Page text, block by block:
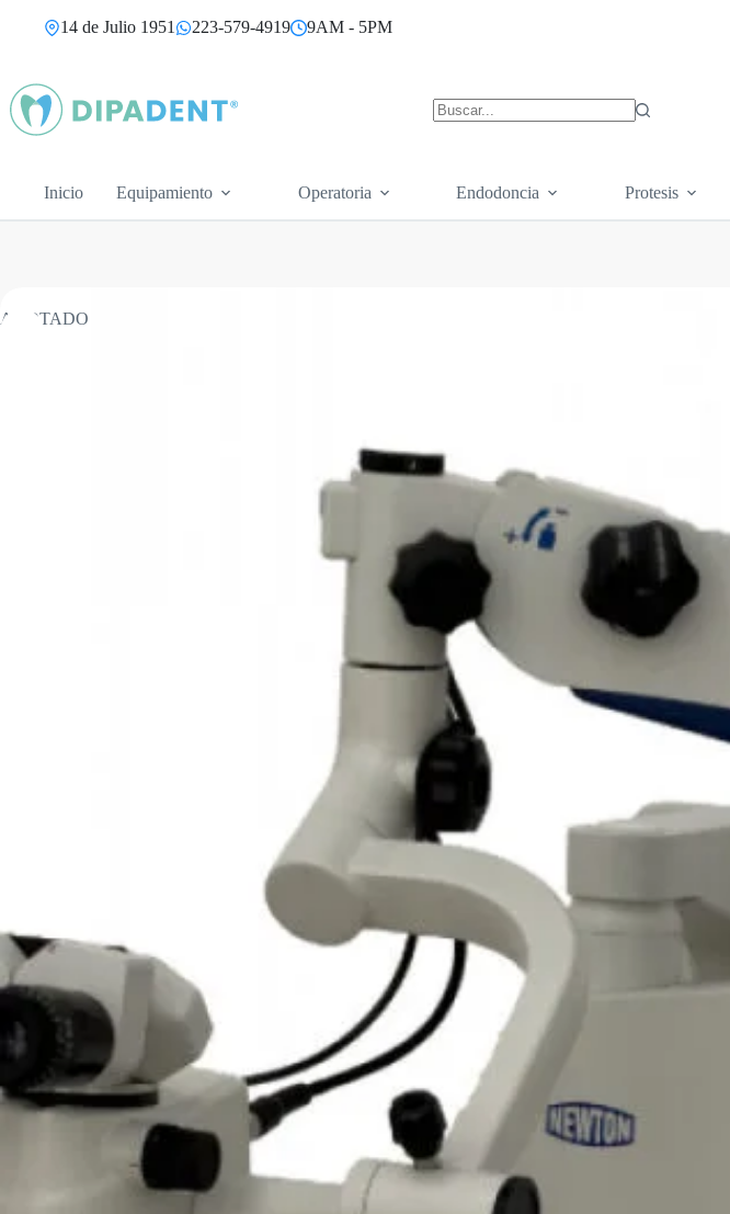
14 de Julio 1951 223-579-4919 9AM - 5PM
Inicio Equipamiento Operatoria Endodoncia Protesis
AGOTADO